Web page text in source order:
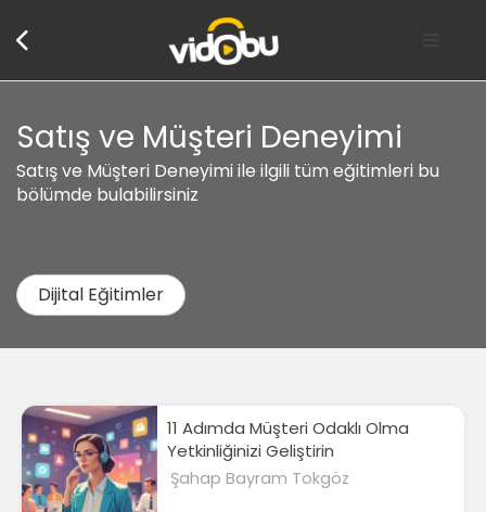
Satış ve Müşteri Deneyimi
Satış ve Müşteri Deneyimi ile ilgili tüm eğitimleri bu
bölümde bulabilirsiniz
Dijital Eğitimler
11 Adımda Müşteri Odaklı Olma
Yetkinliğinizi Geliştirin
Şahap Bayram Tokgöz